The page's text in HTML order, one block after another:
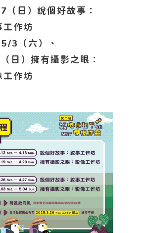
（日）說個好故事：
工作坊
5/3（六）、
日）擁有攝影之眼：
工作坊